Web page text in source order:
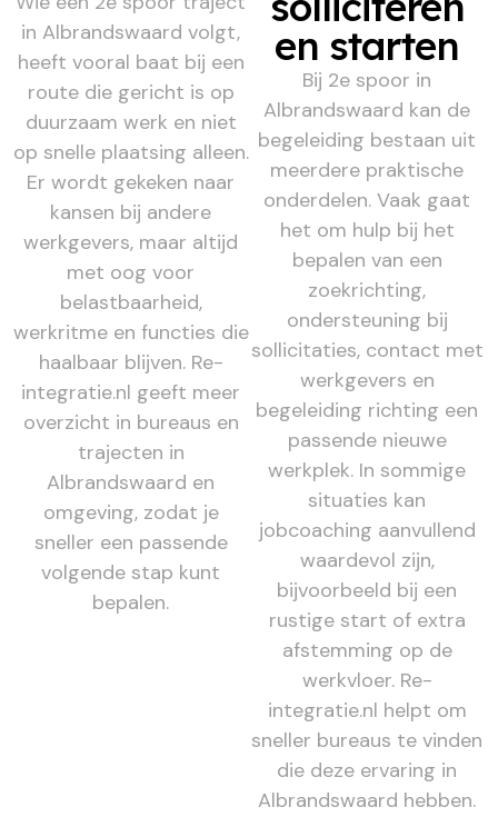
in Albrandswaard volgt,
heeft vooral baat bij een
route die gericht is op
duurzaam werk en niet
op snelle plaatsing alleen.
Er wordt gekeken naar
kansen bij andere
werkgevers, maar altijd
met oog voor
belastbaarheid,
werkritme en functies die
haalbaar blijven. Re-
integratie.nl geeft meer
overzicht in bureaus en
trajecten in
Albrandswaard en
omgeving, zodat je
sneller een passende
volgende stap kunt
bepalen.
en starten
Bij 2e spoor in
Albrandswaard kan de
begeleiding bestaan uit
meerdere praktische
onderdelen. Vaak gaat
het om hulp bij het
bepalen van een
zoekrichting,
ondersteuning bij
sollicitaties, contact met
werkgevers en
begeleiding richting een
passende nieuwe
werkplek. In sommige
situaties kan
jobcoaching aanvullend
waardevol zijn,
bijvoorbeeld bij een
rustige start of extra
afstemming op de
werkvloer. Re-
integratie.nl helpt om
sneller bureaus te vinden
die deze ervaring in
Albrandswaard hebben.